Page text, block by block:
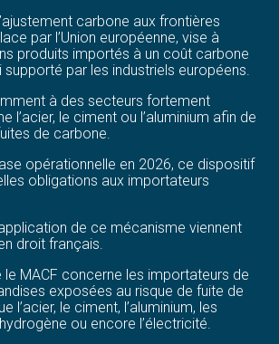
carbone aux frontières
par l’Union européenne, vise à
produits importés à un coût carbone
supporté par les industriels européens.
à des secteurs fortement
l’acier, le ciment ou l’aluminium afin de
de carbone.
opérationnelle en 2026, ce dispositif
obligations aux importateurs
de ce mécanisme viennent
droit français.
le MACF concerne les importateurs de
exposées au risque de fuite de
l’acier, le ciment, l’aluminium, les
ou encore l’électricité.